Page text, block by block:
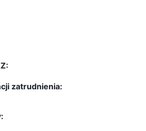
zatrudnienia: